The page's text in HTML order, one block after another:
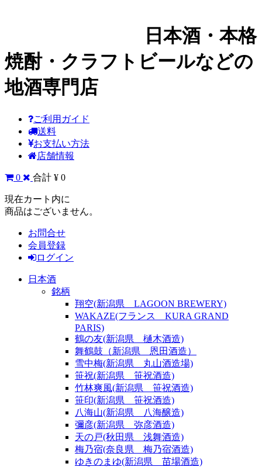
日本酒・本格
焼酎・クラフトビールなどの
地酒専門店
ご利用ガイド
送料
お支払い方法
店舗情報
0 合計 ¥ 0
現在カート内に
商品はございません。
お問合せ
会員登録
ログイン
日本酒
銘柄
翔空(新潟県 LAGOON BREWERY)
WAKAZE(フランス KURA GRAND
PARIS)
鶴の友(新潟県 樋木酒造)
舞鶴鼓（新潟県 恩田酒造）
雪中梅(新潟県 丸山酒造場)
笹祝(新潟県 笹祝酒造)
竹林爽風(新潟県 笹祝酒造)
笹印(新潟県 笹祝酒造)
八海山(新潟県 八海醸造)
彌彦(新潟県 弥彦酒造)
天の戸(秋田県 浅舞酒造)
梅乃宿(奈良県 梅乃宿酒造)
ゆきのまゆ(新潟県 苗場酒造)